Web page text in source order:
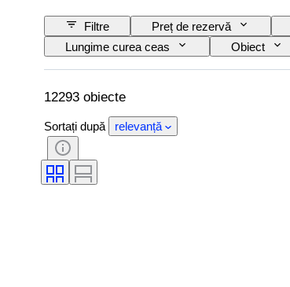
Filtre Preț de rezervă
Lungime curea ceas
Obiect
Subiect
Ediție Limbă
12293 obiecte
Sortați după relevanță